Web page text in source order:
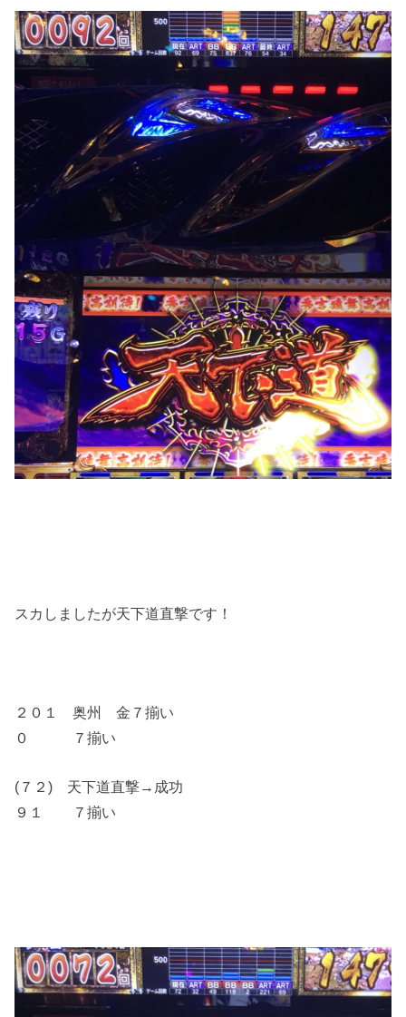
スカしましたが天下道直撃です！
２０１ 奥州 金７揃い
０ ７揃い
(７２) 天下道直撃→成功
９１ ７揃い